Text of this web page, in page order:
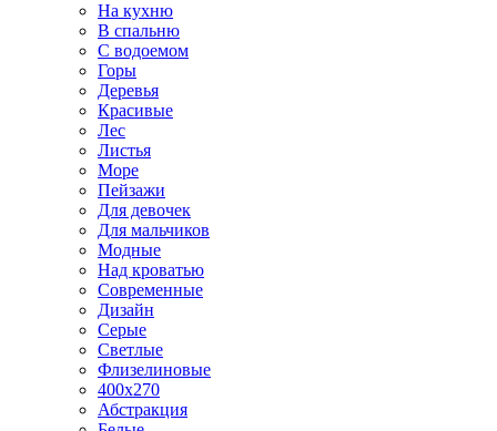
На кухню
В спальню
С водоемом
Горы
Деревья
Красивые
Лес
Листья
Море
Пейзажи
Для девочек
Для мальчиков
Модные
Над кроватью
Современные
Дизайн
Серые
Светлые
Флизелиновые
400х270
Абстракция